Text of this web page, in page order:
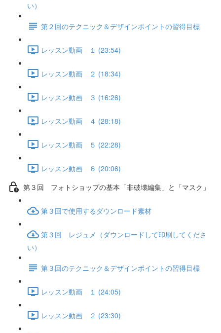
い）
第２回のテクニック＆デザインポイントの習得目標
レッスン動画 １ (23:54)
レッスン動画 ２ (18:34)
レッスン動画 ３ (16:26)
レッスン動画 ４ (28:18)
レッスン動画 ５ (22:28)
レッスン動画 ６ (20:06)
第３回 フォトショップの基本「非破壊編集」と「マスク」
第３回で使用するダウンロード素材
第３回 レジュメ（ダウンロードして印刷してくださ
い）
第３回のテクニック＆デザインポイントの習得目標
レッスン動画 １ (24:05)
レッスン動画 ２ (23:30)